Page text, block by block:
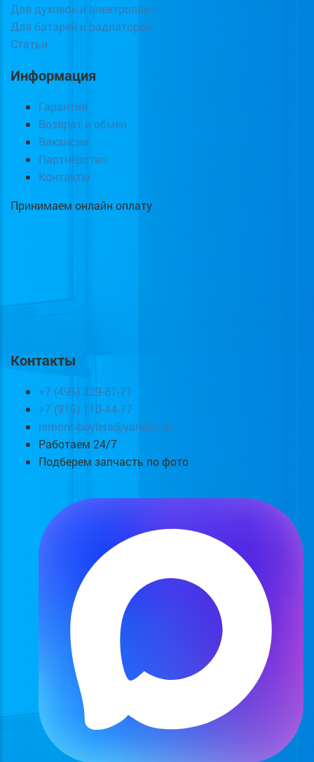
Для духовок и электроплит
Для батарей и радиаторов
Статьи
Информация
Гарантия
Возврат и обмен
Вакансии
Партнёрство
Контакты
Принимаем онлайн оплату
Контакты
+7 (495) 229-81-71
+7 (915) 110-44-77
remont-boylera@yandex.ru
Работаем 24/7
Подберем запчасть по фото